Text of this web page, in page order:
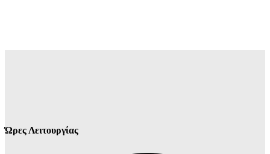
Ώρες Λειτουργίας